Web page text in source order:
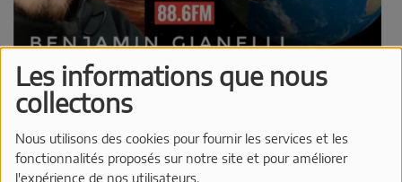
Les informations que nous
collectons
Nous utilisons des cookies pour fournir les services et les
fonctionnalités proposés sur notre site et pour améliorer
l'expérience de nos utilisateurs.
Ré-écoutez toutes les émissions de TOP FM Jazz pendant une
semaine après la date de diffusion.
TOP FM JAZZ S01 E23